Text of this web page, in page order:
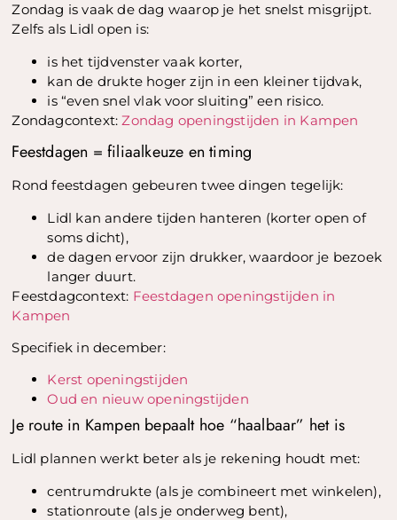
Zondag is vaak de dag waarop je het snelst misgrijpt.
Zelfs als Lidl open is:
is het tijdvenster vaak korter,
kan de drukte hoger zijn in een kleiner tijdvak,
is “even snel vlak voor sluiting” een risico.
Zondagcontext:Zondag openingstijden in Kampen
Feestdagen = filiaalkeuze en timing
Rond feestdagen gebeuren twee dingen tegelijk:
Lidl kan andere tijden hanteren (korter open of
soms dicht),
de dagen ervoor zijn drukker, waardoor je bezoek
langer duurt.
Feestdagcontext: Feestdagen openingstijden in
Kampen
Specifiek in december:
Kerst openingstijden
Oud en nieuw openingstijden
Je route in Kampen bepaalt hoe “haalbaar” het is
Lidl plannen werkt beter als je rekening houdt met:
centrumdrukte (als je combineert met winkelen),
stationroute (als je onderweg bent),